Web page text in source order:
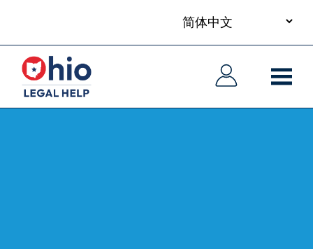
main
content
language
主
导
航
主
导
航